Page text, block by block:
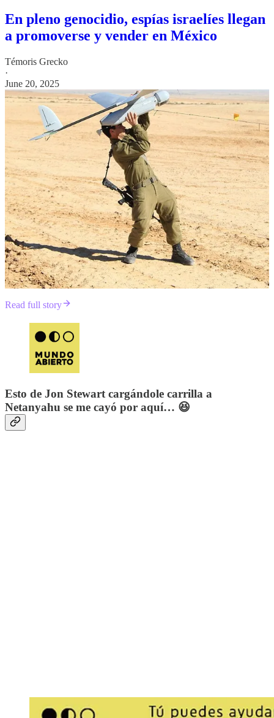
En pleno genocidio, espías israelíes llegan
a promoverse y vender en México
Témoris Grecko
·
June 20, 2025
Read full story
Esto de Jon Stewart cargándole carrilla a
Netanyahu se me cayó por aquí… 😆